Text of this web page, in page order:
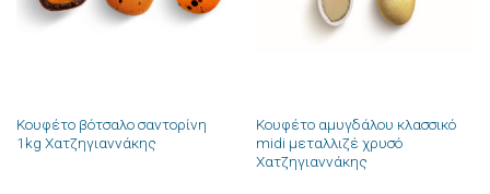
Κουφέτο βότσαλο σαντορίνη
1kg Χατζηγιαννάκης
Κουφέτο αμυγδάλου κλασσικό
midi μεταλλιζέ χρυσό
Χατζηγιαννάκης